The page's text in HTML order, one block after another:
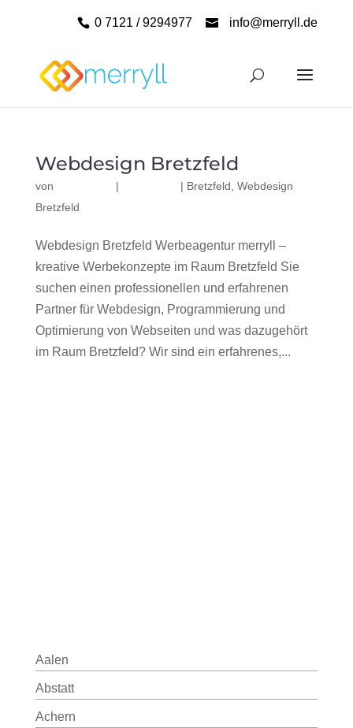
0 7121 / 9294977 info@merryll.de
Webdesign Bretzfeld
von | | Bretzfeld Webdesign
Bretzfeld
Webdesign Bretzfeld Werbeagentur merryll –
kreative Werbekonzepte im Raum Bretzfeld Sie
suchen einen professionellen und erfahrenen
Partner für Webdesign, Programmierung und
Optimierung von Webseiten und was dazugehört
im Raum Bretzfeld? Wir sind ein erfahrenes,...
Aalen
Abstatt
Achern